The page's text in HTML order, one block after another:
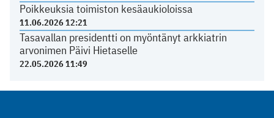
Poikkeuksia toimiston kesäaukioloissa
11.06.2026 12:21
Tasavallan presidentti on myöntänyt arkkiatrin
arvonimen Päivi Hietaselle
22.05.2026 11:49